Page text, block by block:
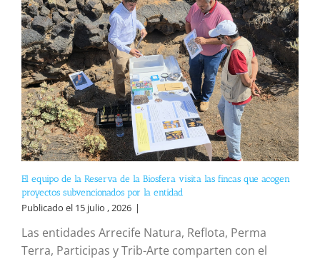
El equipo de la Reserva de la Biosfera visita las fincas que acogen
proyectos subvencionados por la entidad
Publicado el 15 julio , 2026 |
Las entidades Arrecife Natura, Reflota, Perma
Terra, Participas y Trib-Arte comparten con el